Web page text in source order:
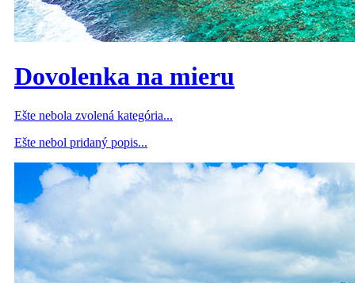
Dovolenka na mieru
Ešte nebola zvolená kategória...
Ešte nebol pridaný popis...